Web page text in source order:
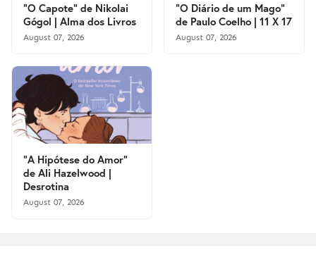
"O Capote" de Nikolai
Gógol | Alma dos Livros
August 07, 2026
"O Diário de um Mago"
de Paulo Coelho | 11 X 17
August 07, 2026
"A Hipótese do Amor"
de Ali Hazelwood |
Desrotina
August 07, 2026